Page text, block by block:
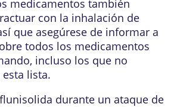
medicamentos también
con la inhalación de
que asegúrese de informar a
todos los medicamentos
incluso los que no
lista.
durante un ataque de